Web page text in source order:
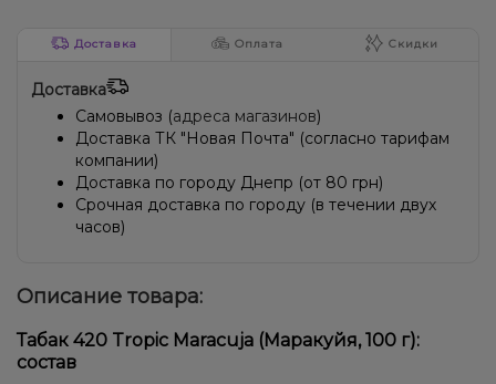
Ваниль, Мороженое Апельсин, Лайм, Ром
Маракуйя, Нектарин, Яблоко Ежевика Клюква Конфеты
Апельсин, Лайм, Лёд/Холодок, Малина
Доставка Оплата Скидки
Доставка
Самовывоз (адреса магазинов)
Доставка ТК "Новая Почта" (согласно тарифам
компании)
Доставка по городу Днепр (от 80 грн)
Срочная доставка по городу (в течении двух
часов)
Описание товара:
Табак 420 Tropic Maracuja (Маракуйя, 100 г):
состав